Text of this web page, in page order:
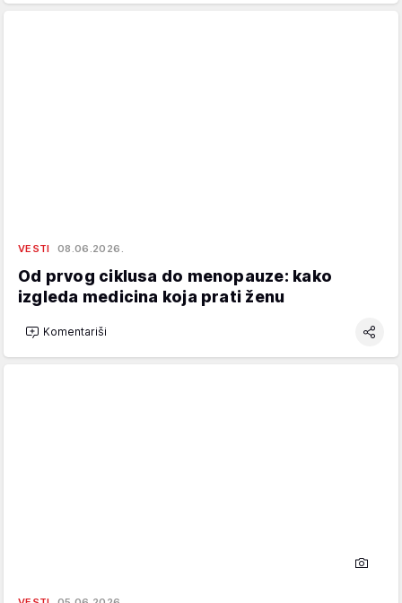
VESTI 08.06.2026.
Od prvog ciklusa do menopauze: kako
izgleda medicina koja prati ženu
Komentariši